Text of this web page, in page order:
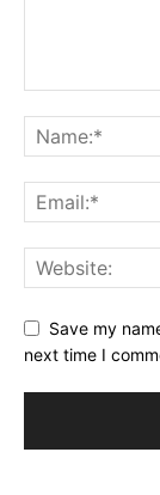
Save my
next time I